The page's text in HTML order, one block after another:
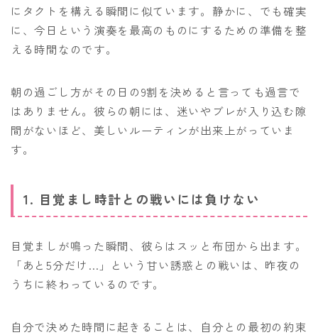
にタクトを構える瞬間に似ています。静かに、でも確実
に、今日という演奏を最高のものにするための準備を整
える時間なのです。
朝の過ごし方がその日の9割を決めると言っても過言で
はありません。彼らの朝には、迷いやブレが入り込む隙
間がないほど、美しいルーティンが出来上がっていま
す。
1. 目覚まし時計との戦いには負けない
目覚ましが鳴った瞬間、彼らはスッと布団から出ます。
「あと5分だけ…」という甘い誘惑との戦いは、昨夜の
うちに終わっているのです。
自分で決めた時間に起きることは、自分との最初の約束